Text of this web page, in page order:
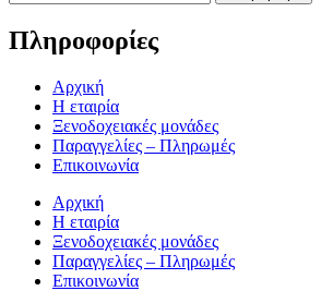
Πληροφορίες
Αρχική
Η εταιρία
Ξενοδοχειακές μονάδες
Παραγγελίες – Πληρωμές
Επικοινωνία
Αρχική
Η εταιρία
Ξενοδοχειακές μονάδες
Παραγγελίες – Πληρωμές
Επικοινωνία